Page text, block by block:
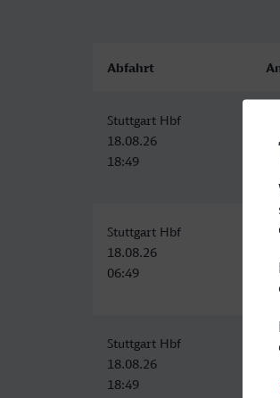
Abfahrt
Stuttgart Hbf
18.08.26
18:49
Stuttgart Hbf
18.08.26
06:49
Stuttgart Hbf
18.08.26
18:49